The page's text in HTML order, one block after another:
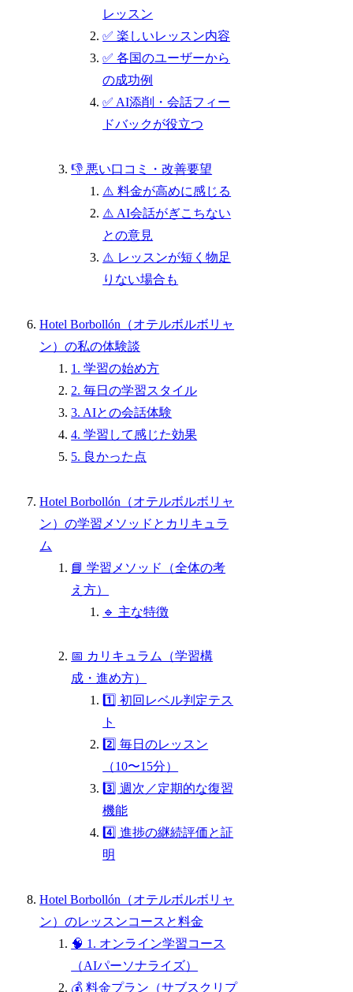
レッスン
✅ 楽しいレッスン内容
✅ 各国のユーザーから
の成功例
✅ AI添削・会話フィー
ドバックが役立つ
👎 悪い口コミ・改善要望
⚠️ 料金が高めに感じる
⚠️ AI会話がぎこちない
との意見
⚠️ レッスンが短く物足
りない場合も
Hotel Borbollón（オテルボルボリャ
ン）の私の体験談
1. 学習の始め方
2. 毎日の学習スタイル
3. AIとの会話体験
4. 学習して感じた効果
5. 良かった点
Hotel Borbollón（オテルボルボリャ
ン）の学習メソッドとカリキュラ
ム
📘 学習メソッド（全体の考
え方）
🔹 主な特徴
📅 カリキュラム（学習構
成・進め方）
1️⃣ 初回レベル判定テス
ト
2️⃣ 毎日のレッスン
（10〜15分）
3️⃣ 週次／定期的な復習
機能
4️⃣ 進捗の継続評価と証
明
Hotel Borbollón（オテルボルボリャ
ン）のレッスンコースと料金
🧠 1. オンライン学習コース
（AIパーソナライズ）
💰 料金プラン（サブスクリプ